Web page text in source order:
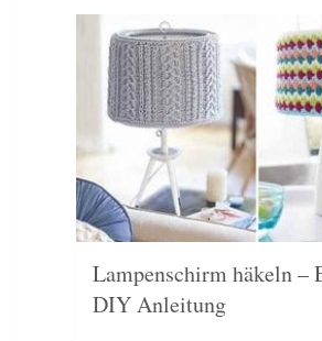
Lampenschirm häkeln –
DIY Anleitung